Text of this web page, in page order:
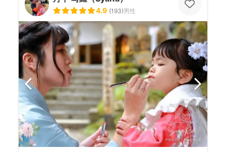
4.9 (193)男性